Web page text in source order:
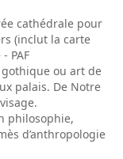
cathédrale pour
(inclut la carte
PAF
gothique ou art de
palais. De Notre
philosophie,
d’anthropologie